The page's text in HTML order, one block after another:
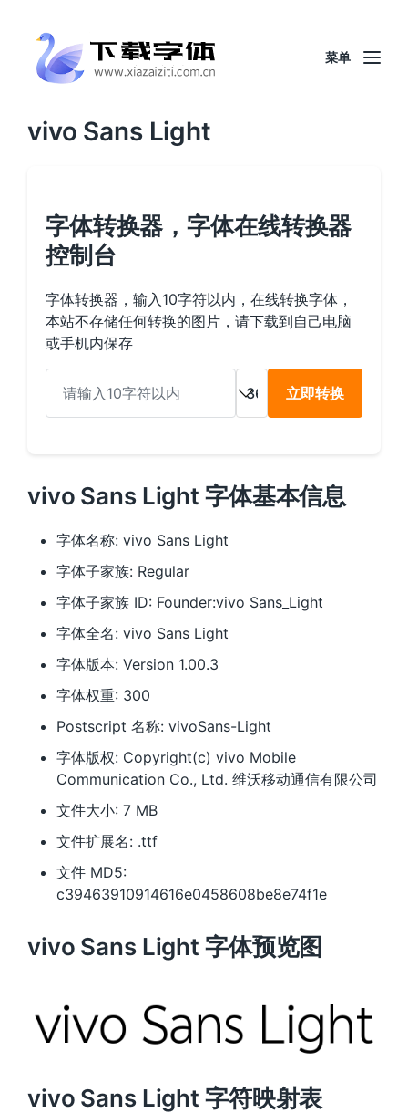
菜单
vivo Sans Light
字体转换器，字体在线转换器
控制台
字体转换器，输入10字符以内，在线转换字体，
本站不存储任何转换的图片，请下载到自己电脑
或手机内保存
立即转换
vivo Sans Light 字体基本信息
字体名称: vivo Sans Light
字体子家族: Regular
字体子家族 ID: Founder:vivo Sans_Light
字体全名: vivo Sans Light
字体版本: Version 1.00.3
字体权重: 300
Postscript 名称: vivoSans-Light
字体版权: Copyright(c) vivo Mobile
Communication Co., Ltd. 维沃移动通信有限公司
文件大小: 7 MB
文件扩展名: .ttf
文件 MD5:
c39463910914616e0458608be8e74f1e
vivo Sans Light 字体预览图
vivo Sans Light 字符映射表